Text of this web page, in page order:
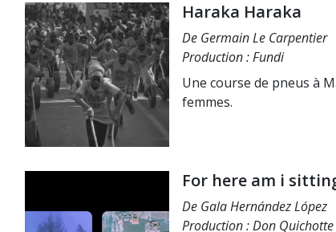
Haraka Haraka
De Germain Le
Production : Fundi
Une course de pneus à
femmes.
For here am i
De Gala Hernández
Production : Don